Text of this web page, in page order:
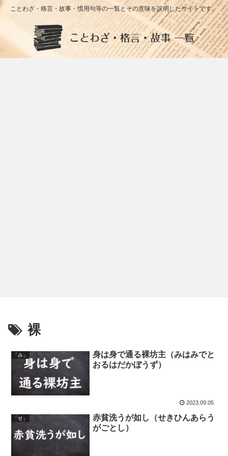
ことわざ・格言・故事・慣用句等の一覧とその意味を説明したサイトです。
裸
「み」
身は身で通る裸坊主（みはみでと
おるはだかぼうず）
2023.09.05
「せ」
赤貧洗うが如し（せきひんあらう
がごとし）